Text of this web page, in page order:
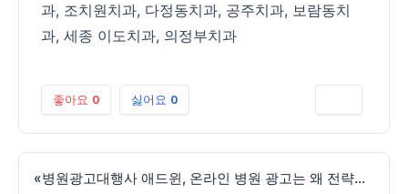
과, 조치원치과, 다정동치과, 공주치과, 보람동치
과, 세종 이도치과, 의정부치과
좋아요 0 싫어요 0
« 병원광고대행사 애드윈, 온라인 병원 광고는 왜 전략이 중요할까요?